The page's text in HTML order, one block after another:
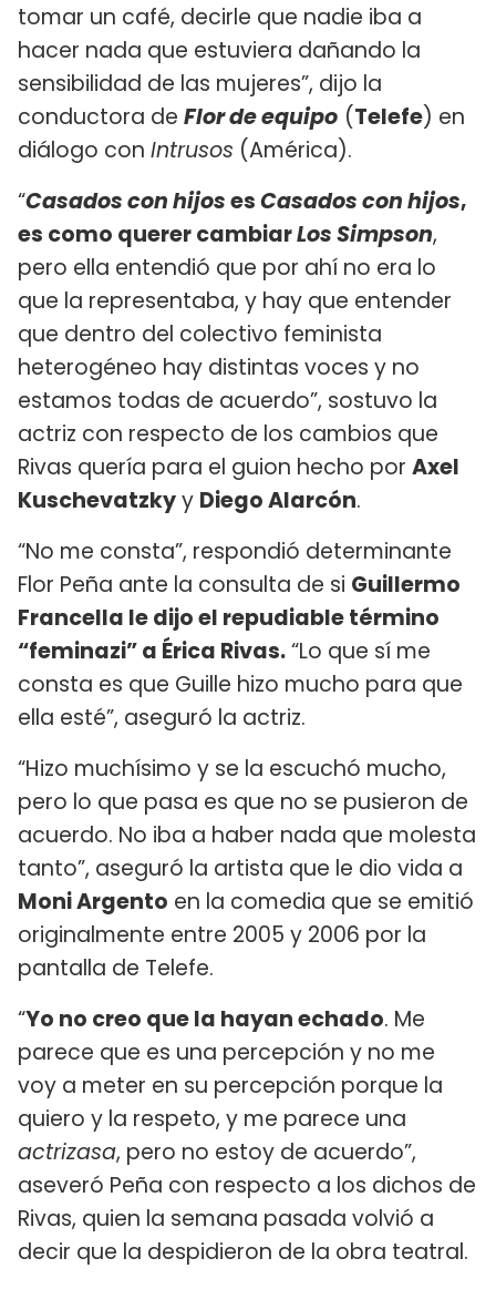
tomar un café, decirle que nadie iba a
hacer nada que estuviera dañando la
sensibilidad de las mujeres”, dijo la
conductora de Flor de equipo (Telefe) en
diálogo con Intrusos (América).
“Casados con hijosesCasados con hijos,
es como querer cambiarLos Simpson,
pero ella entendió que por ahí no era lo
que la representaba, y hay que entender
que dentro del colectivo feminista
heterogéneo hay distintas voces y no
estamos todas de acuerdo”, sostuvo la
actriz con respecto de los cambios que
Rivas quería para el guion hecho por Axel
Kuschevatzkyy Diego Alarcón.
“No me consta”, respondió determinante
Flor Peña ante la consulta de si Guillermo
Francella le dijo el repudiable término
“feminazi” a Érica Rivas.“Lo que sí me
consta es que Guille hizo mucho para que
ella esté”, aseguró la actriz.
“Hizo muchísimo y se la escuchó mucho,
pero lo que pasa es que no se pusieron de
acuerdo. No iba a haber nada que molesta
tanto”, aseguró la artista que le dio vida a
Moni Argento en la comedia que se emitió
originalmente entre 2005 y 2006 por la
pantalla de Telefe.
“Yo no creo que la hayan echado. Me
parece que es una percepción y no me
voy a meter en su percepción porque la
quiero y la respeto, y me parece una
actrizasa, pero no estoy de acuerdo”,
aseveró Peña con respecto a los dichos de
Rivas, quien la semana pasada volvió a
decir que la despidieron de la obra teatral.